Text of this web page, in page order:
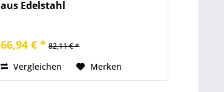
aus Edelstahl
66,94 € * 82,11 € *
Vergleichen Merken